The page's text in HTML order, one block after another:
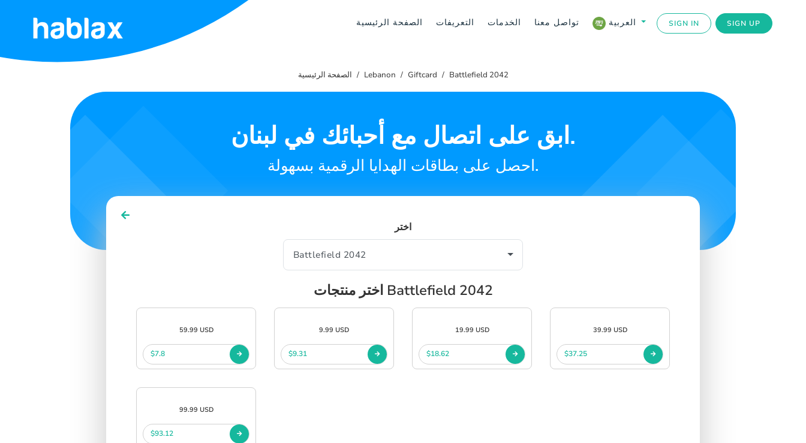
الصفحة الرئيسية التعريفات الخدمات تواصل معنا SIGN IN SIGN UP
الصفحة
الصفحة الرئيسية Lebanon Giftcard Battlefield 2042
ابق على اتصال مع أحبائك في لبنان.
احصل على بطاقات الهدايا الرقمية بسهولة.
اختر
اختر منتجات Battlefield 2042
59.99 USD
$7.8
9.99 USD
$9.31
19.99 USD
$18.62
39.99 USD
$37.25
99.99 USD
$93.12